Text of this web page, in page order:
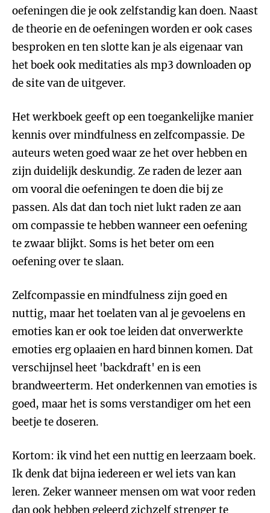
oefeningen die je ook zelfstandig kan doen. Naast
de theorie en de oefeningen worden er ook cases
besproken en ten slotte kan je als eigenaar van
het boek ook meditaties als mp3 downloaden op
de site van de uitgever.
Het werkboek geeft op een toegankelijke manier
kennis over mindfulness en zelfcompassie. De
auteurs weten goed waar ze het over hebben en
zijn duidelijk deskundig. Ze raden de lezer aan
om vooral die oefeningen te doen die bij ze
passen. Als dat dan toch niet lukt raden ze aan
om compassie te hebben wanneer een oefening
te zwaar blijkt. Soms is het beter om een
oefening over te slaan.
Zelfcompassie en mindfulness zijn goed en
nuttig, maar het toelaten van al je gevoelens en
emoties kan er ook toe leiden dat onverwerkte
emoties erg oplaaien en hard binnen komen. Dat
verschijnsel heet 'backdraft' en is een
brandweerterm. Het onderkennen van emoties is
goed, maar het is soms verstandiger om het een
beetje te doseren.
Kortom: ik vind het een nuttig en leerzaam boek.
Ik denk dat bijna iedereen er wel iets van kan
leren. Zeker wanneer mensen om wat voor reden
dan ook hebben geleerd zichzelf strenger te